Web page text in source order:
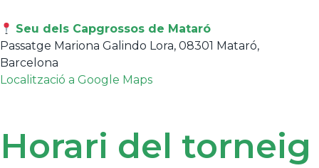
Seu dels Capgrossos de Mataró
Passatge Mariona Galindo Lora, 08301 Mataró,
Barcelona
Localització a Google Maps
Horari del torneig